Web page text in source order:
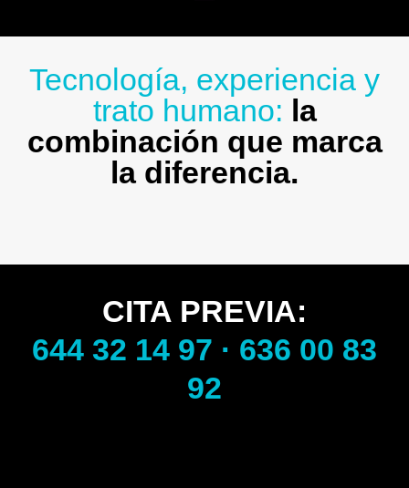
Tecnología, experiencia y
trato humano: la
combinación que marca
la diferencia.
CITA PREVIA:
644 32 14 97 · 636 00 83
92